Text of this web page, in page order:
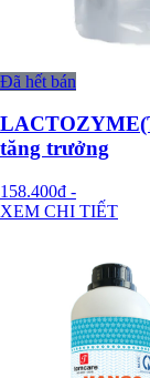
Đã hết bán
tăng trưởng
158.400đ -
XEM CHI TIẾT